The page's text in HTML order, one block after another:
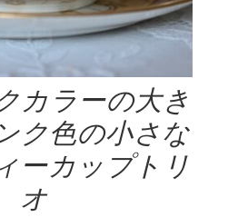
カラーの大き
ク色の小さな
ーカップトリ
オ